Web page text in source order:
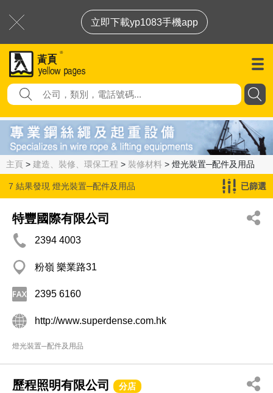
立即下載yp1083手機app
主頁 > 建造、裝修、環保工程 > 裝修材料 > 燈光裝置─配件及用品
7 結果發現 燈光裝置─配件及用品 已篩選
特豐國際有限公司
2394 4003
粉嶺 樂業路31
2395 6160
http://www.superdense.com.hk
燈光裝置─配件及用品
歷程照明有限公司 分店